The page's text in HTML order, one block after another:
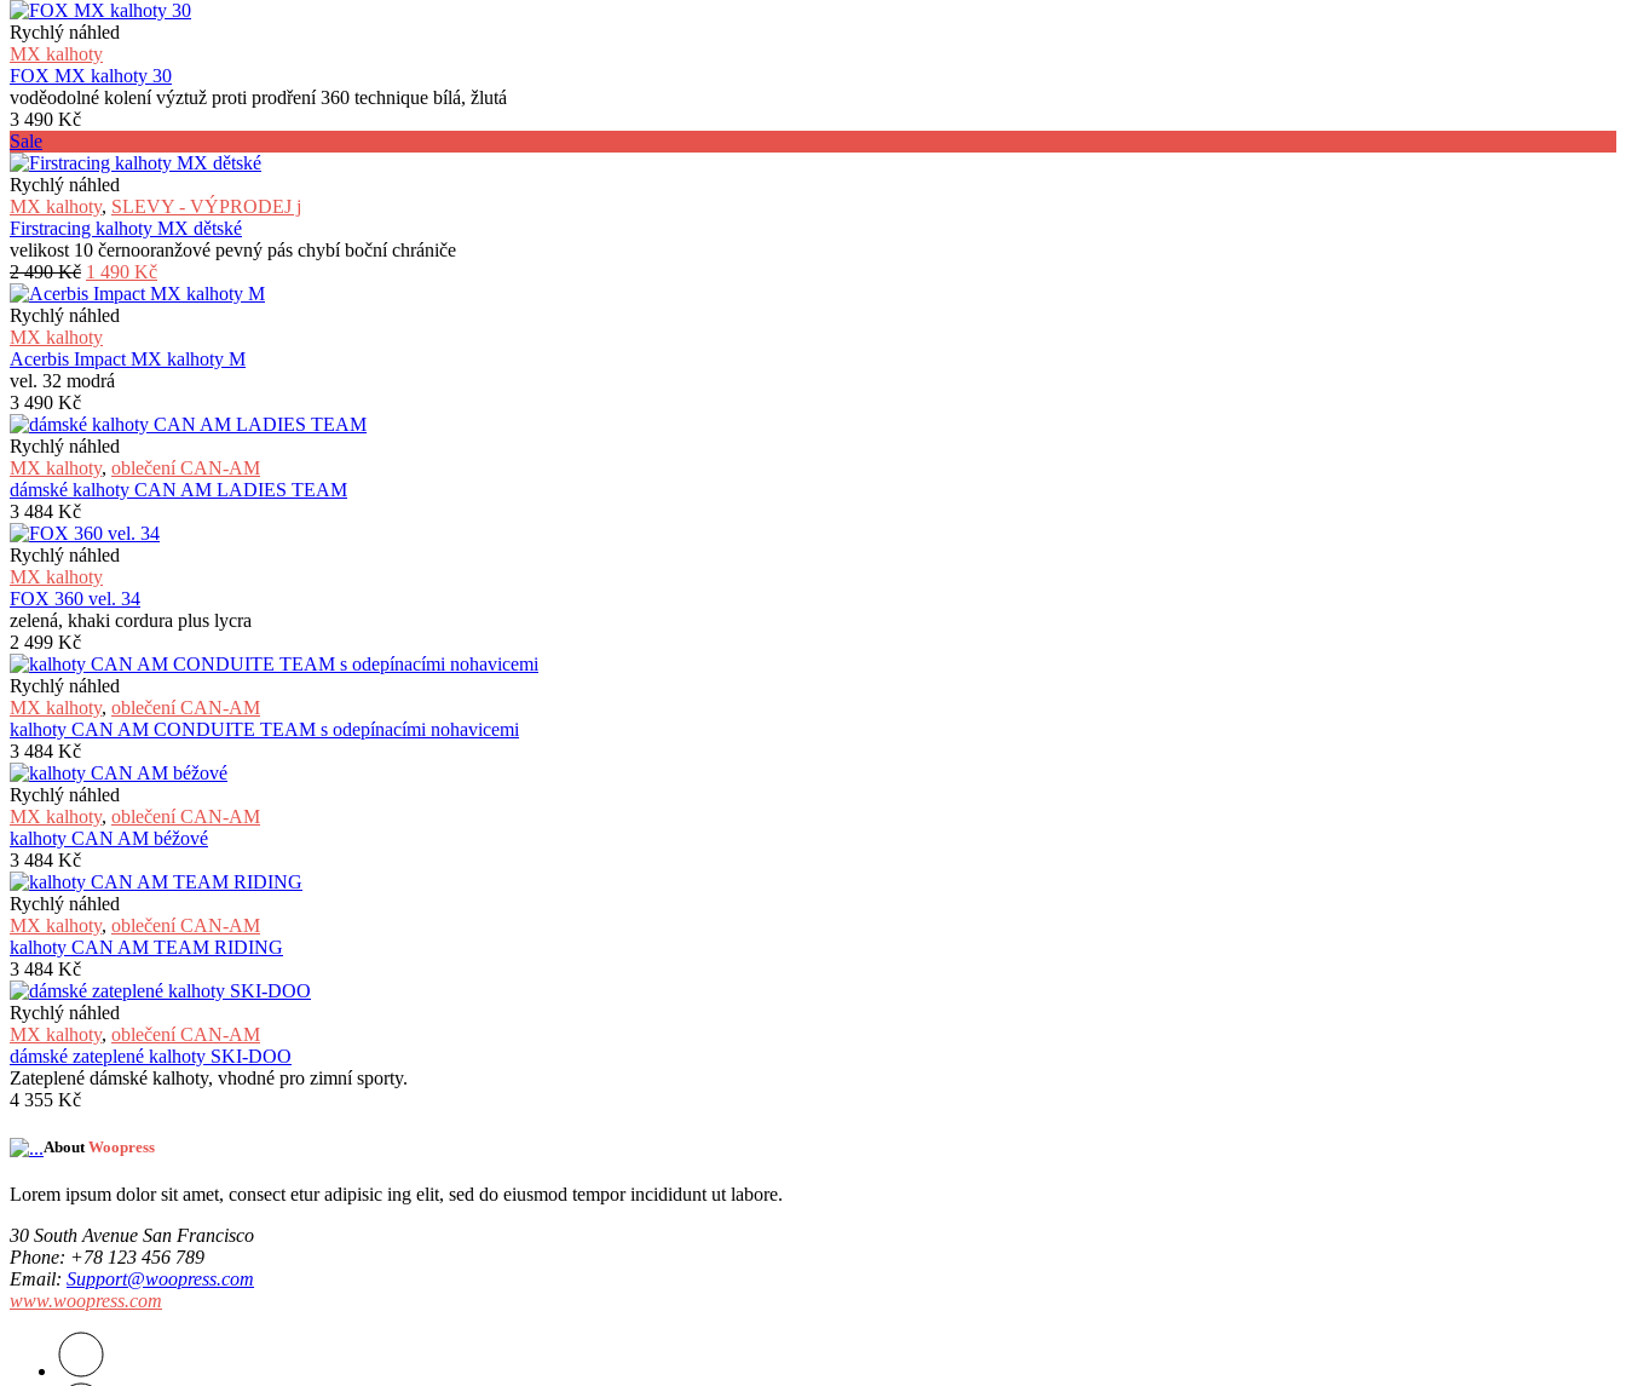
Rychlý náhled
MX kalhoty
FOX MX kalhoty 30
voděodolné kolení výztuž proti prodření 360 technique bílá, žlutá
3 490 Kč
Sale
Rychlý náhled
MX kalhoty, SLEVY - VÝPRODEJ j
Firstracing kalhoty MX dětské
velikost 10 černooranžové pevný pás chybí boční chrániče
2 490Kč Původní
cena
byla:
2
490 Kč.
1 490 KčAktuální
cena
490 Kč.
Rychlý náhled
MX kalhoty
Acerbis Impact MX kalhoty M
vel. 32 modrá
3 490 Kč
Rychlý náhled
MX kalhoty, oblečení CAN-AM
dámské kalhoty CAN AM LADIES TEAM
3 484 Kč
Rychlý náhled
MX kalhoty
FOX 360 vel. 34
zelená, khaki cordura plus lycra
2 499 Kč
Rychlý náhled
MX kalhoty, oblečení CAN-AM
kalhoty CAN AM CONDUITE TEAM s odepínacími nohavicemi
3 484 Kč
Rychlý náhled
MX kalhoty, oblečení CAN-AM
kalhoty CAN AM béžové
3 484 Kč
Rychlý náhled
MX kalhoty, oblečení CAN-AM
kalhoty CAN AM TEAM RIDING
3 484 Kč
Rychlý náhled
MX kalhoty, oblečení CAN-AM
dámské zateplené kalhoty SKI-DOO
Zateplené dámské kalhoty, vhodné pro zimní sporty.
4 355 Kč
AboutWoopress
Lorem ipsum dolor sit amet, consect etur adipisic ing elit, sed do eiusmod tempor incididunt ut labore.
30 South Avenue San Francisco
Phone: +78 123 456 789
Email: Support@woopress.com
www.woopress.com